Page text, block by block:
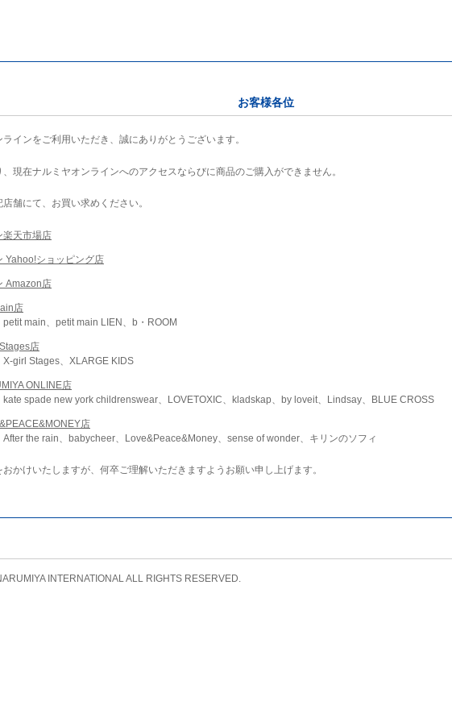
お客様各位
インをご利用いただき、誠にありがとうございます。
現在ナルミヤオンラインへのアクセスならびに商品のご購入ができません。
舗にて、お買い求めください。
楽天市場店
Yahoo!ショッピング店
Amazon店
店
main、petit main LIEN、b・ROOM
店
X-girl Stages、XLARGE KIDS
ONLINE店
kate spade new york childrenswear、LOVETOXIC、kladskap、by loveit、Lindsay、BLUE CROSS
店
After the rain、babycheer、Love&Peace&Money、sense of wonder、キリンのソフィ
かけいたしますが、何卒ご理解いただきますようお願い申し上げます。